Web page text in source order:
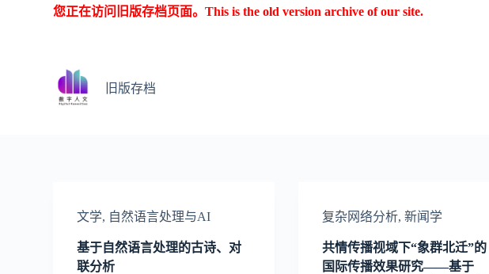
您正在访问旧版存档页面。This is the old version archive of our site.
旧版存档
文学, 自然语言处理与AI
基于自然语言处理的古诗、对
联分析
复杂网络分析,新闻学
共情传播视域下“象群北迁”的
国际传播效果研究——基于